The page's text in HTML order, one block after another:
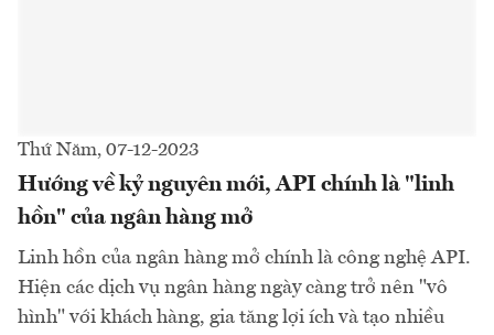
Thứ Năm, 07-12-2023
Hướng về kỷ nguyên mới, API chính là "linh
hồn" của ngân hàng mở
Linh hồn của ngân hàng mở chính là công nghệ API.
Hiện các dịch vụ ngân hàng ngày càng trở nên "vô
hình" với khách hàng, gia tăng lợi ích và tạo nhiều